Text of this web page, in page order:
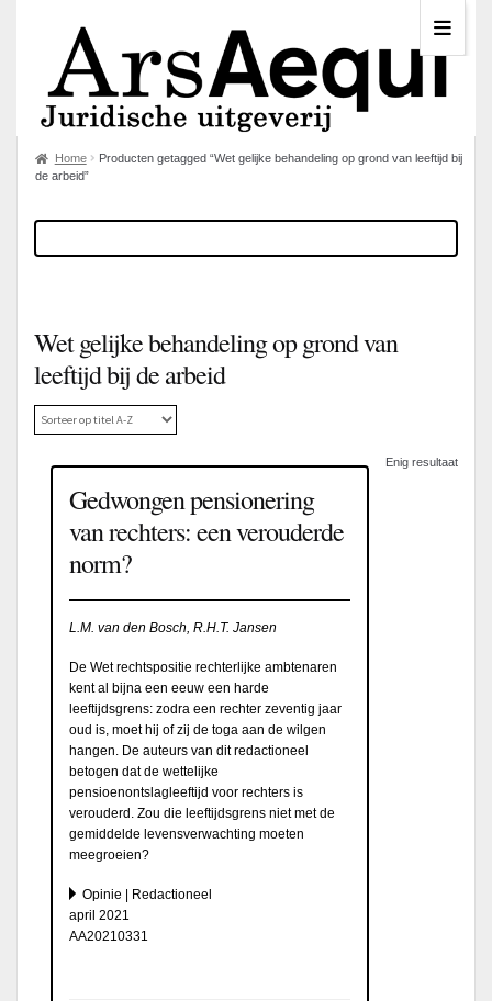
Home
Producten getagged “Wet gelijke behandeling op grond van leeftijd bij
de arbeid”
Wet gelijke behandeling op grond van
leeftijd bij de arbeid
Enig resultaat
Gedwongen pensionering
van rechters: een verouderde
norm?
L.M. van den Bosch, R.H.T. Jansen
De Wet rechtspositie rechterlijke ambtenaren
kent al bijna een eeuw een harde
leeftijdsgrens: zodra een rechter zeventig jaar
oud is, moet hij of zij de toga aan de wilgen
hangen. De auteurs van dit redactioneel
betogen dat de wettelijke
pensioenontslagleeftijd voor rechters is
verouderd. Zou die leeftijdsgrens niet met de
gemiddelde levensverwachting moeten
meegroeien?
Opinie | Redactioneel
april 2021
AA20210331